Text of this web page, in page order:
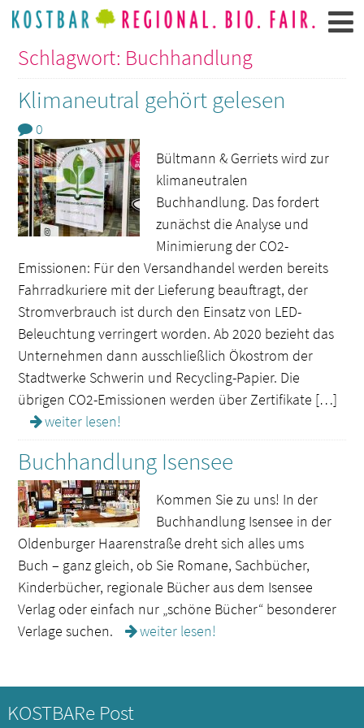
Schlagwort: Buchhandlung
Klimaneutral gehört gelesen
0
Bültmann & Gerriets wird zur
klimaneutralen
Buchhandlung. Das fordert
zunächst die Analyse und
Minimierung der CO2-
Emissionen: Für den Versandhandel werden bereits
Fahrradkuriere mit der Lieferung beauftragt, der
Stromverbrauch ist durch den Einsatz von LED-
Beleuchtung verringert worden. Ab 2020 bezieht das
Unternehmen dann ausschließlich Ökostrom der
Stadtwerke Schwerin und Recycling-Papier. Die
übrigen CO2-Emissionen werden über Zertifikate […]
weiter lesen!
Buchhandlung Isensee
Kommen Sie zu uns! In der
Buchhandlung Isensee in der
Oldenburger Haarenstraße dreht sich alles ums
Buch – ganz gleich, ob Sie Romane, Sachbücher,
Kinderbücher, regionale Bücher aus dem Isensee
Verlag oder einfach nur „schöne Bücher“ besonderer
Verlage suchen.
weiter lesen!
KOSTBARe Post